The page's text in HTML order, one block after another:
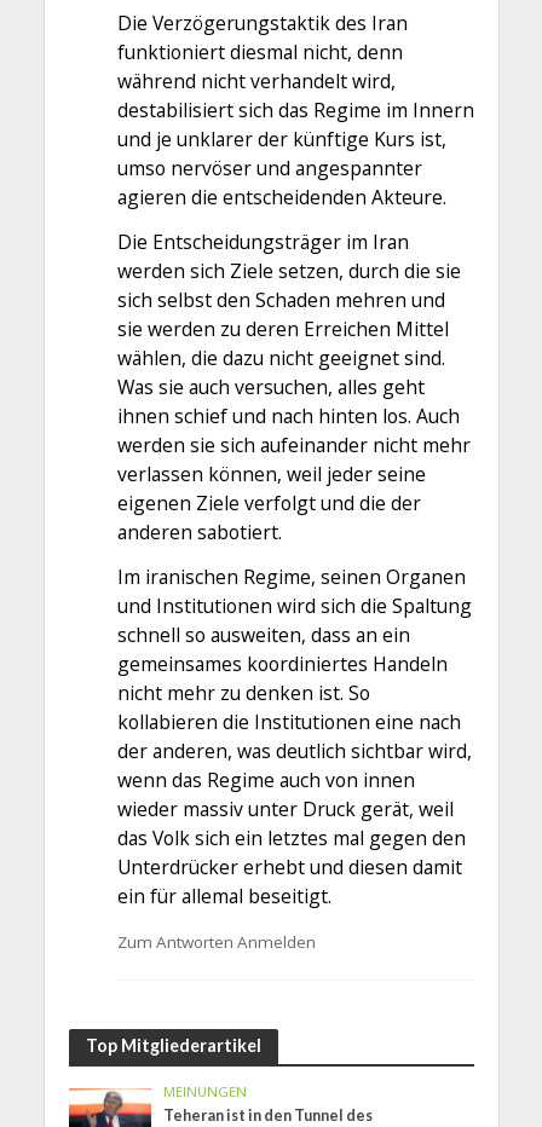
Die Verzögerungstaktik des Iran
funktioniert diesmal nicht, denn
während nicht verhandelt wird,
destabilisiert sich das Regime im Innern
und je unklarer der künftige Kurs ist,
umso nervöser und angespannter
agieren die entscheidenden Akteure.
Die Entscheidungsträger im Iran
werden sich Ziele setzen, durch die sie
sich selbst den Schaden mehren und
sie werden zu deren Erreichen Mittel
wählen, die dazu nicht geeignet sind.
Was sie auch versuchen, alles geht
ihnen schief und nach hinten los. Auch
werden sie sich aufeinander nicht mehr
verlassen können, weil jeder seine
eigenen Ziele verfolgt und die der
anderen sabotiert.
Im iranischen Regime, seinen Organen
und Institutionen wird sich die Spaltung
schnell so ausweiten, dass an ein
gemeinsames koordiniertes Handeln
nicht mehr zu denken ist. So
kollabieren die Institutionen eine nach
der anderen, was deutlich sichtbar wird,
wenn das Regime auch von innen
wieder massiv unter Druck gerät, weil
das Volk sich ein letztes mal gegen den
Unterdrücker erhebt und diesen damit
ein für allemal beseitigt.
Zum Antworten Anmelden
Top Mitgliederartikel
MEINUNGEN
Teheran ist in den Tunnel des